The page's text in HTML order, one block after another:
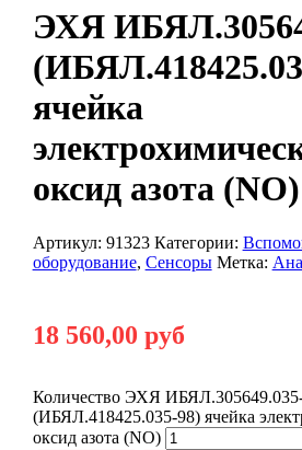
ЭХЯ
ячейка
оксид азота (NO)
Артикул: 91323 Категории:
оборудование, Сенсоры Метка:
18 560,00 руб
Количество ЭХЯ
(ИБЯЛ.418425.035-98) ячейка
оксид азота (NO)